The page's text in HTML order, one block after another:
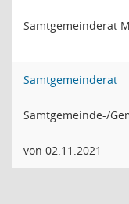
Samtgemeinderat
Samtgemeinderat
Samtgemeinde-/
von 02.11.2021